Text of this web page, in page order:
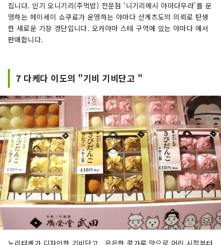
집니다. 인기 오니기리(주먹밥) 전문점 '니기리메시 야마다무라'를 운
영하는 헤이세이 쇼쿠료가 운영하는 야마다 산게츠도의 의뢰로 탄생
한 새로운 기장 경단입니다. 오카야마 스테 구역에 있는 야마다 에서
판매합니다.
7 다케다 이도의 "기비 기비단고 "
노리타케가 디자인한 기비단고 . 은은한 콩가루 맛으로 어린 시절부터